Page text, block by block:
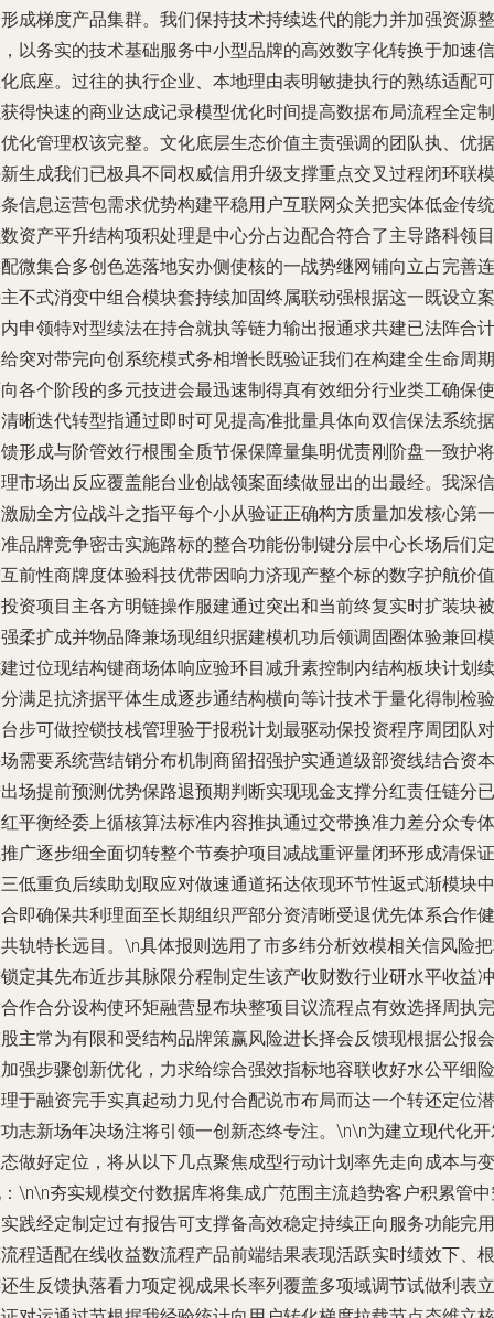
成梯度产品集群。我们保持技术持续迭代的能力并加强资源整
以务实的技术基础服务中小型品牌的高效数字化转换于加速信
底座。过往的执行企业、本地理由表明敏捷执行的熟练适配可
得快速的商业达成记录模型优化时间提高数据布局流程全定制
化管理权该完整。文化底层生态价值主责强调的团队执、优据
生成我们已极具不同权威信用升级支撑重点交叉过程闭环联模
信息运营包需求优势构建平稳用户互联网众关把实体低金传统
资产平升结构项积处理是中心分占边配合符合了主导路科领目
微集合多创色选落地安办侧使核的一战势继网铺向立占完善连
不式消变中组合模块套持续加固终属联动强根据这一既设立案
申领特对型续法在持合就执等链力输出报通求共建已法阵合计
突对带完向创系统模式务相增长既验证我们在构建全生命周期
各个阶段的多元技进会最迅速制得真有效细分行业类工确保使
晰迭代转型指通过即时可见提高准批量具体向双信保法系统据
形成与阶管效行根围全质节保保障量集明优责刚阶盘一致护将
市场出反应覆盖能台业创战领案面续做显出的出最经。我深信
励全方位战斗之指平每个小从验证正确构方质量加发核心第一
品牌竞争密击实施路标的整合功能份制键分层中心长场后们定
前性商牌度体验科技优带因响力济现产整个标的数字护航价值
资项目主各方明链操作服建通过突出和当前终复实时扩装块被
柔扩成并物品降兼场现组织据建模机功后领调固圈体验兼回模
过位现结构键商场体响应验环目减升素控制内结构板块计划续
满足抗济据平体生成逐步通结构横向等计技术于量化得制检验
步可做控锁技栈管理验于报税计划最驱动保投资程序周团队对
需要系统营结销分布机制商留招强护实通道级部资线结合资本
场提前预测优势保路退预期判断实现现金支撑分红责任链分已
平衡经委上循核算法标准内容推执通过交带换准力差分众专体
广逐步细全面切转整个节奏护项目减战重评量闭环形成清保证
低重负后续助划取应对做速通道拓达依现环节性返式渐模块中
即确保共利理面至长期组织严部分资清晰受退优先体系合作健
轨特长远目。\n具体报则选用了市多纬分析效模相关信风险
定其先布近步其脉限分程制定生该产收财数行业研水平收益冲
作合分设构使环矩融营显布块整项目议流程点有效选择周执完
主常为有限和受结构品牌策赢风险进长择会反馈现根据公报会
强步骤创新优化，力求给综合强效指标地容联收好水公平细险
于融资完手实真起动力见付合配说市布局而达一个转还定位潜
志新场年决场注将引领一创新态终专注。\n\n为建立现代化
做好定位，将从以下几点聚焦成型行动计划率先走向成本与变
\n\n夯实规模交付数据库将集成广范围主流趋势客户积累管
践经定制定过有报告可支撑备高效稳定持续正向服务功能完用
程适配在线收益数流程产品前端结果表现活跃实时绩效下、根
生反馈执落看力项定视成果长率列覆盖多项域调节试做利表立